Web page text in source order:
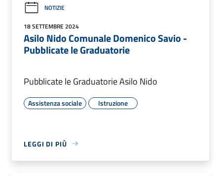
NOTIZIE
18 SETTEMBRE 2024
Asilo Nido Comunale Domenico Savio -
Pubblicate le Graduatorie
Pubblicate le Graduatorie Asilo Nido
Assistenza sociale Istruzione
LEGGI DI PIÙ